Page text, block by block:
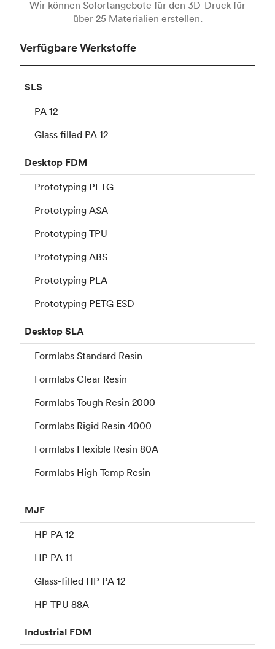
Wir können Sofortangebote für den 3D-Druck für
über 25 Materialien erstellen.
Verfügbare Werkstoffe
SLS
PA 12
Glass filled PA 12
Desktop FDM
Prototyping PETG
Prototyping ASA
Prototyping TPU
Prototyping ABS
Prototyping PLA
Prototyping PETG ESD
DesktopSLA
Formlabs Standard Resin
Formlabs Clear Resin
Formlabs Tough Resin 2000
Formlabs Rigid Resin 4000
Formlabs Flexible Resin 80A
Formlabs High Temp Resin
MJF
HP PA 12
HP PA 11
Glass-filled HP PA 12
HP TPU 88A
Industrial FDM